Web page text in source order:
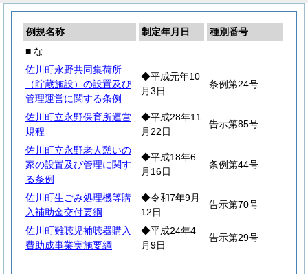
例規名称 制定年月日
種別番号
■ な
佐川町永野共同集荷所
（貯蔵施設）の設置及び
管理運営に関する条例
◆平成元年10
月3日
条例第24号
佐川町立永野保育所運営
規程
◆平成28年11
月22日
告示第85号
佐川町立永野老人憩いの
家の設置及び管理に関す
る条例
◆平成18年6
月16日
条例第44号
佐川町生ごみ処理機等購
入補助金交付要綱
◆令和7年9月
12日
告示第70号
佐川町難聴児補聴器購入
費助成事業実施要綱
◆平成24年4
月9日
告示第29号